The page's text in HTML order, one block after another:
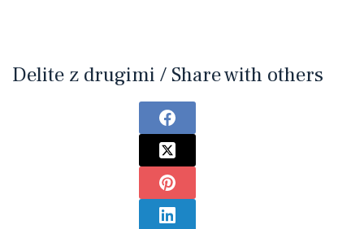
Delite z drugimi / Share with others